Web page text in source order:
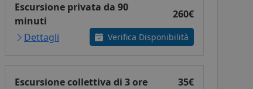
Escursione privata da 90
minuti
260€
Dettagli
Verifica Disponibilità
Escursione collettiva di 3 ore
35€